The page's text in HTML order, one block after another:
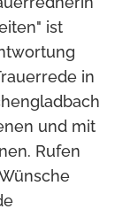
ist
in
und mit
Rufen